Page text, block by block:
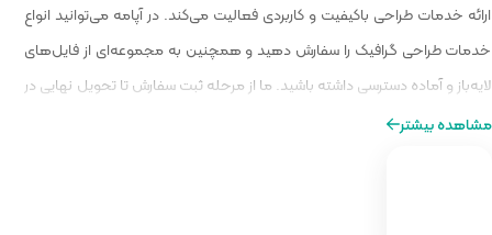
می‌کند. در آپامه می‌توانید انواع
همچنین به مجموعه‌ای از فایل‌های
مرحله ثبت سفارش تا تحویل نهایی در
از طراحی را برایتان فراهم کنیم.